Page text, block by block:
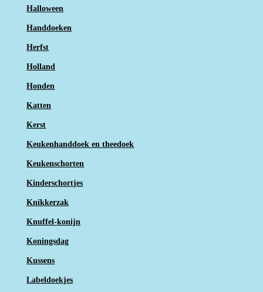
Halloween
Handdoeken
Herfst
Holland
Honden
Katten
Kerst
Keukenhanddoek en theedoek
Keukenschorten
Kinderschortjes
Knikkerzak
Knuffel-konijn
Koningsdag
Kussens
Labeldoekjes